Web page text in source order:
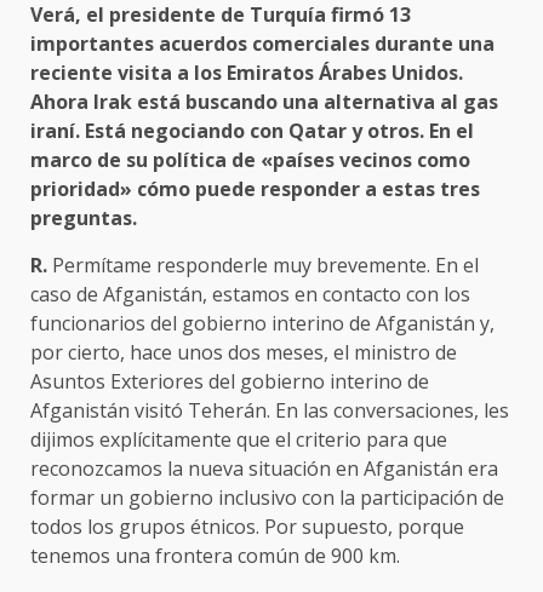
Verá, el presidente de Turquía firmó 13
importantes acuerdos comerciales durante una
reciente visita a los Emiratos Árabes Unidos.
Ahora Irak está buscando una alternativa al gas
iraní. Está negociando con Qatar y otros. En el
marco de su política de «países vecinos como
prioridad» cómo puede responder a estas tres
preguntas.
R. Permítame responderle muy brevemente. En el
caso de Afganistán, estamos en contacto con los
funcionarios del gobierno interino de Afganistán y,
por cierto, hace unos dos meses, el ministro de
Asuntos Exteriores del gobierno interino de
Afganistán visitó Teherán. En las conversaciones, les
dijimos explícitamente que el criterio para que
reconozcamos la nueva situación en Afganistán era
formar un gobierno inclusivo con la participación de
todos los grupos étnicos. Por supuesto, porque
tenemos una frontera común de 900 km.